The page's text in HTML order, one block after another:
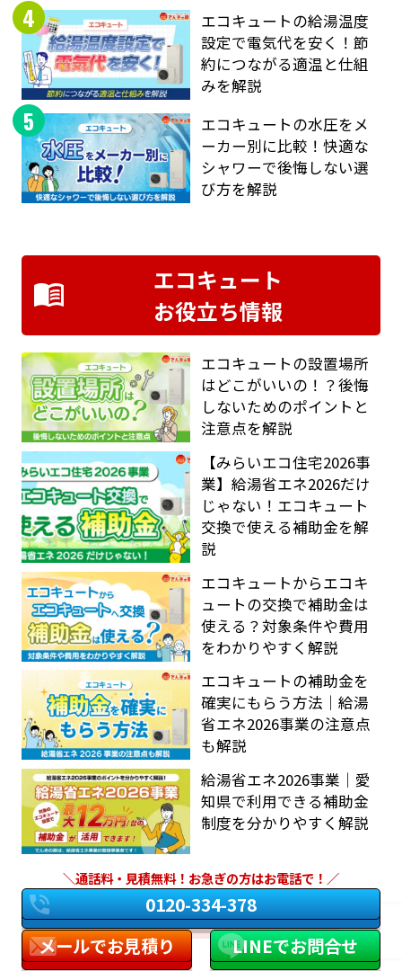
4
エコキュートの給湯温度
設定で電気代を安く！節
約につながる適温と仕組
みを解説
5
エコキュートの水圧をメ
ーカー別に比較！快適な
シャワーで後悔しない選
び方を解説
エコキュート
お役立ち情報
エコキュートの設置場所
はどこがいいの！？後悔
しないためのポイントと
注意点を解説
【みらいエコ住宅2026事
業】給湯省エネ2026だけ
じゃない！エコキュート
交換で使える補助金を解
説
エコキュートからエコキ
ュートの交換で補助金は
使える？対象条件や費用
をわかりやすく解説
エコキュートの補助金を
確実にもらう方法｜給湯
省エネ2026事業の注意点
も解説
給湯省エネ2026事業｜愛
知県で利用できる補助金
制度を分かりやすく解説
お役立ち情報一覧を見る
通話料・見積無料！お急ぎの方はお電話で！
0120-334-378
メールでお見積り
LINEでお問合せ